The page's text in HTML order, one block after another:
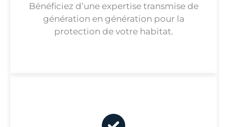
Bénéficiez d’une expertise transmise de
génération en génération pour la
protection de votre habitat.